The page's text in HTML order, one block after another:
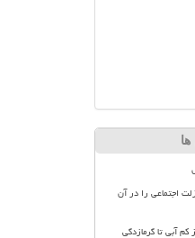
ها
اجتماعی را در آن
آبی تا گرمازدگی